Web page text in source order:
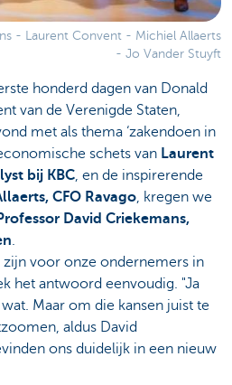
- Laurent Convent - Michiel Allaerts
- Jo Vander Stuyft
honderd dagen van Donald
van de Verenigde Staten,
met als thema ‘zakendoen in
schets van Laurent
bij KBC, en de inspirerende
CFO Ravago, kregen we
David Criekemans,
.
zijn voor onze ondernemers in
het antwoord eenvoudig. "Ja
Maar om die kansen juist te
aldus David
ons duidelijk in een nieuw